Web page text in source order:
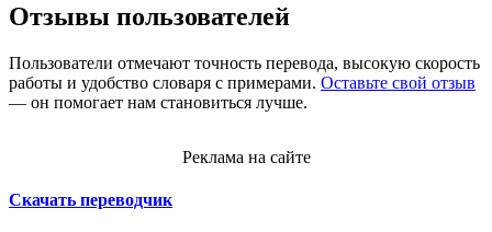
Отзывы пользователей
Пользователи отмечают точность перевода, высокую скорость
работы и удобство словаря с примерами. Оставьте свой отзыв
— он помогает нам становиться лучше.
Реклама на сайте
Скачать переводчик